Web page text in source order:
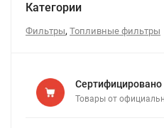
Категории
Фильтры, Топливные фильтры
Сертифицировано
Товары от